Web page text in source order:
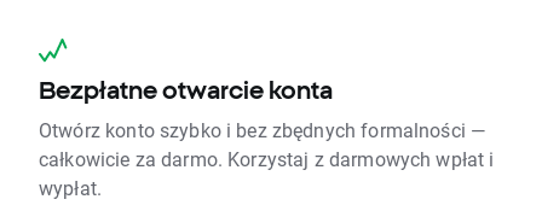
Bezpłatne otwarcie konta
Otwórz konto szybko i bez zbędnych formalności —
całkowicie za darmo. Korzystaj z darmowych wpłat i
wypłat.